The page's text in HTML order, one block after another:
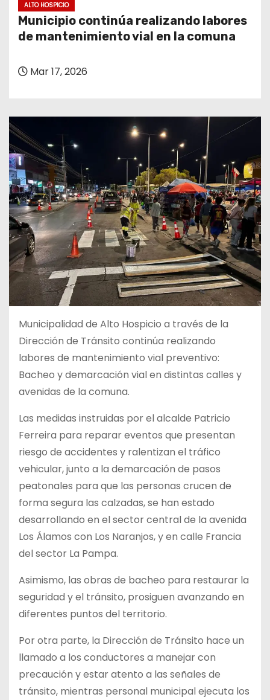
ALTO HOSPICIO
Municipio continúa realizando labores
de mantenimiento vial en la comuna
Mar 17, 2026
Municipalidad de Alto Hospicio a través de la
Dirección de Tránsito continúa realizando
labores de mantenimiento vial preventivo:
Bacheo y demarcación vial en distintas calles y
avenidas de la comuna.
Las medidas instruidas por el alcalde Patricio
Ferreira para reparar eventos que presentan
riesgo de accidentes y ralentizan el tráfico
vehicular, junto a la demarcación de pasos
peatonales para que las personas crucen de
forma segura las calzadas, se han estado
desarrollando en el sector central de la avenida
Los Álamos con Los Naranjos, y en calle Francia
del sector La Pampa.
Asimismo, las obras de bacheo para restaurar la
seguridad y el tránsito, prosiguen avanzando en
diferentes puntos del territorio.
Por otra parte, la Dirección de Tránsito hace un
llamado a los conductores a manejar con
precaución y estar atento a las señales de
tránsito, mientras personal municipal ejecuta los